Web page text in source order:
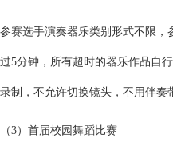
参赛选手演奏器乐类别形式不限，
过5分钟，所有超时的器乐作品自
录制，不允许切换镜头，不用伴奏
（3）首届校园舞蹈比赛